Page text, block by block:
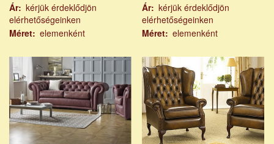
Ár kérjük érdeklődjön
elérhetőségeinken
Méret elemenként
Ár
kérjük érdeklődjön
elérhetőségeinken
Méret
elemenként